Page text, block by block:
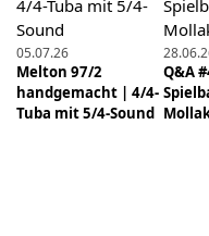
23.01.2022
Für Komponisten,
Transponierte
12.01.2020
05.07.26
Melton 97/2
handgemacht | 4/4-
Tuba mit 5/4-Sound
Q&A